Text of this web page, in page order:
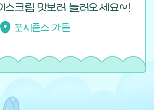
크림 맛보러 놀러오세요~!
포시즌스 가든